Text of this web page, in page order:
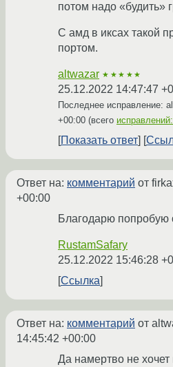
потом надо «будить»
С амд в иксах такой
портом.
altwazar ★★★★★
25.12.2022 14:47:47
Последнее исправление:
+00:00 (всего
Показать ответ
Ответ на: комментарий от
+00:00
Благодарю попробую
RustamSafary
25.12.2022 15:46:28
Ссылка
Ответ на: комментарий от
14:45:42 +00:00
Да намертво не